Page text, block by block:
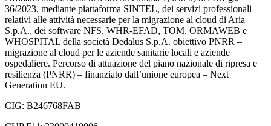
36/2023, mediante piattaforma SINTEL, dei servizi professionali
relativi alle attività necessarie per la migrazione al cloud di Aria
S.p.A., dei software NFS, WHR-EFAD, TOM, ORMAWEB e
WHOSPITAL della società Dedalus S.p.A. obiettivo PNRR –
migrazione al cloud per le aziende sanitarie locali e aziende
ospedaliere. Percorso di attuazione del piano nazionale di ripresa e
resilienza (PNRR) – finanziato dall’unione europea – Next
Generation EU.
CIG: B246768FAB